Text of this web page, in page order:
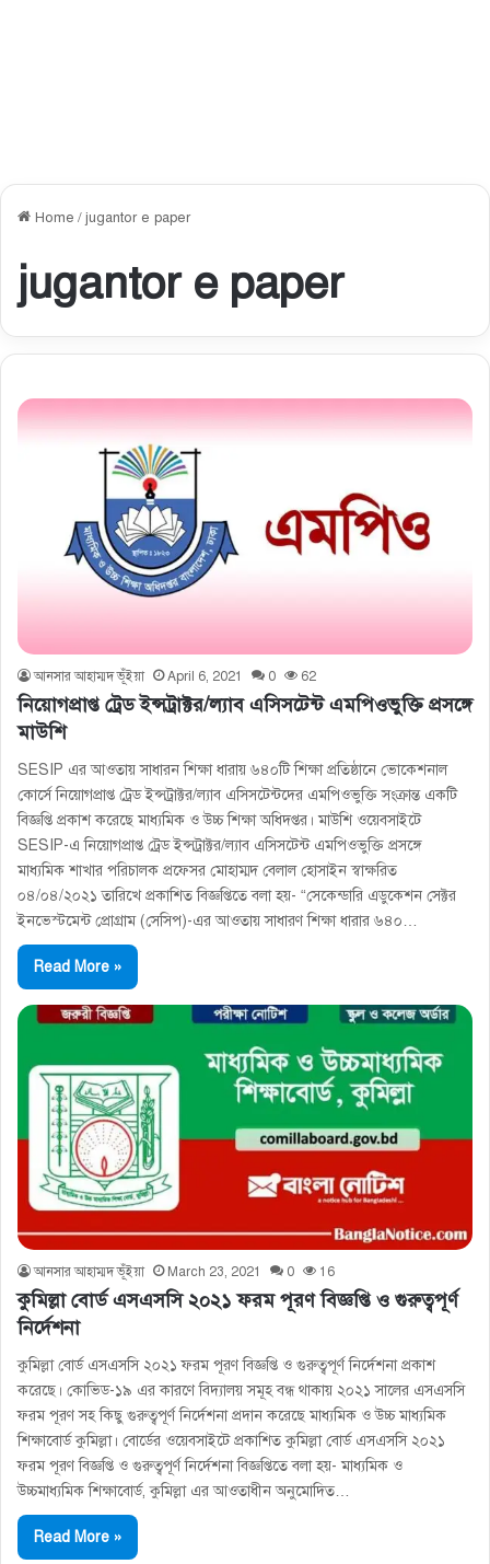
Home /jugantor e paper
jugantor e paper
আনসার আহাম্মদ ভূঁইয়া April 6, 2021 0 62
নিয়োগপ্রাপ্ত ট্রেড ইন্সট্রাক্টর/ল্যাব এসিসটেন্ট এমপিওভুক্তি প্রসঙ্গে
মাউশি
SESIP এর আওতায় সাধারন শিক্ষা ধারায় ৬৪০টি শিক্ষা প্রতিষ্ঠানে ভোকেশনাল
কোর্সে নিয়োগপ্রাপ্ত ট্রেড ইন্সট্রাক্টর/ল্যাব এসিসটেন্টদের এমপিওভুক্তি সংক্রান্ত একটি
বিজ্ঞপ্তি প্রকাশ করেছে মাধ্যমিক ও উচ্চ শিক্ষা অধিদপ্তর। মাউশি ওয়েবসাইটে
SESIP-এ নিয়োগপ্রাপ্ত ট্রেড ইন্সট্রাক্টর/ল্যাব এসিসটেন্ট এমপিওভুক্তি প্রসঙ্গে
মাধ্যমিক শাখার পরিচালক প্রফেসর মোহাম্মদ বেলাল হোসাইন স্বাক্ষরিত
০৪/০৪/২০২১ তারিখে প্রকাশিত বিজ্ঞপ্তিতে বলা হয়- “সেকেন্ডারি এডুকেশন সেক্টর
ইনভেস্টমেন্ট প্রােগ্রাম (সেসিপ)-এর আওতায় সাধারণ শিক্ষা ধারার ৬৪০…
Read More »
আনসার আহাম্মদ ভূঁইয়া March 23, 2021 0 16
কুমিল্লা বোর্ড এসএসসি ২০২১ ফরম পূরণ বিজ্ঞপ্তি ও গুরুত্বপূর্ণ
নির্দেশনা
কুমিল্লা বোর্ড এসএসসি ২০২১ ফরম পূরণ বিজ্ঞপ্তি ও গুরুত্বপূর্ণ নির্দেশনা প্রকাশ
করেছে। কোভিড-১৯ এর কারণে বিদ্যালয় সমূহ বন্ধ থাকায় ২০২১ সালের এসএসসি
ফরম পূরণ সহ কিছু গুরুত্বপূর্ণ নির্দেশনা প্রদান করেছে মাধ্যমিক ও উচ্চ মাধ্যমিক
শিক্ষাবোর্ড কুমিল্লা। বোর্ডের ওয়েবসাইটে প্রকাশিত কুমিল্লা বোর্ড এসএসসি ২০২১
ফরম পূরণ বিজ্ঞপ্তি ও গুরুত্বপূর্ণ নির্দেশনা বিজ্ঞপ্তিতে বলা হয়- মাধ্যমিক ও
উচ্চমাধ্যমিক শিক্ষাবাের্ড, কুমিল্লা এর আওতাধীন অনুমােদিত…
Read More »